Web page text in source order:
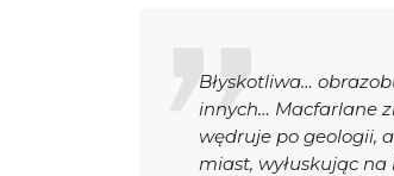
Błyskotliwa…
innych… Macfarlane
wędruje po geologii,
miast, wyłuskując